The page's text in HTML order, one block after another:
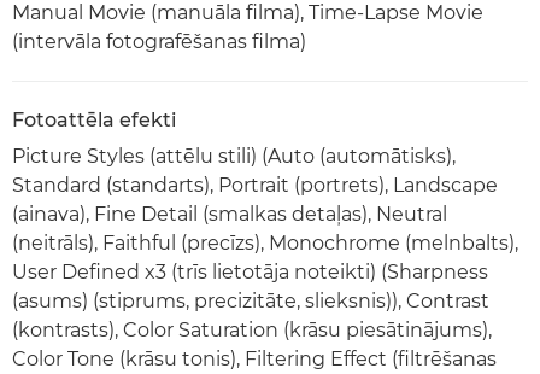
Manual Movie (manuāla filma), Time-Lapse Movie
(intervāla fotografēšanas filma)
Fotoattēla efekti
Picture Styles (attēlu stili) (Auto (automātisks),
Standard (standarts), Portrait (portrets), Landscape
(ainava), Fine Detail (smalkas detaļas), Neutral
(neitrāls), Faithful (precīzs), Monochrome (melnbalts),
User Defined x3 (trīs lietotāja noteikti) (Sharpness
(asums) (stiprums, precizitāte, slieksnis)), Contrast
(kontrasts), Color Saturation (krāsu piesātinājums),
Color Tone (krāsu tonis), Filtering Effect (filtrēšanas